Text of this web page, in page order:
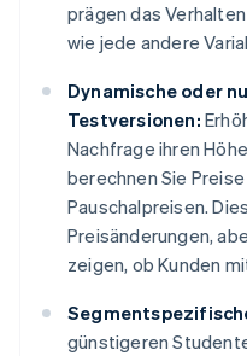
prägen das
wie jede andere
Dynamische oder
Testversionen:
Nachfrage ihren
berechnen Sie
Pauschalpreisen.
Preisänderungen,
zeigen, ob Kunden
günstigeren